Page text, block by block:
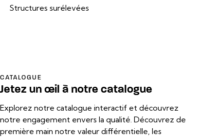
Structures surélevées
CATALOGUE
Jetez un œil à notre catalogue
Explorez notre catalogue interactif et découvrez
notre engagement envers la qualité. Découvrez de
première main notre valeur différentielle, les